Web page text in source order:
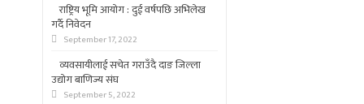
राष्ट्रिय भूमि आयोग : दुई वर्षपछि अभिलेख
गर्दै निवेदन
September 17, 2022
व्यवसायीलाई सचेत गराउँदै दाङ जिल्ला
उद्योग बाणिज्य संघ
September 5, 2022